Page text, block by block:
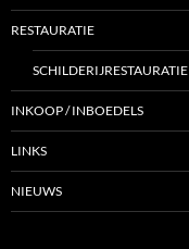
RESTAURATIE
SCHILDERIJRESTAURATIE
INKOOP / INBOEDELS
LINKS
NIEUWS